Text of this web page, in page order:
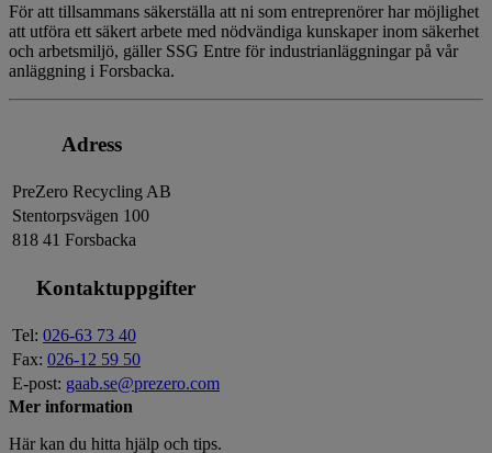
För att tillsammans säkerställa att ni som entreprenörer har möjlighet
att utföra ett säkert arbete med nödvändiga kunskaper inom säkerhet
och arbetsmiljö, gäller SSG Entre för industrianläggningar på vår
anläggning i Forsbacka.
Adress
PreZero Recycling AB
Stentorpsvägen 100
818 41 Forsbacka
Kontaktuppgifter
Tel: 026-63 73 40
Fax: 026-12 59 50
E-post: gaab.se@prezero.com
Mer information
Här kan du hitta hjälp och tips.